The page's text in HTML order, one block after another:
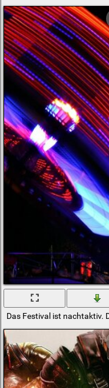
Das Festival ist nachtaktiv.